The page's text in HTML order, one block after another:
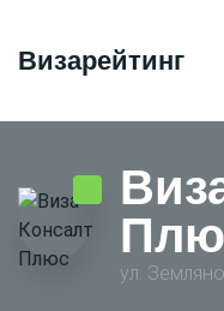
Визарейтинг
ул.